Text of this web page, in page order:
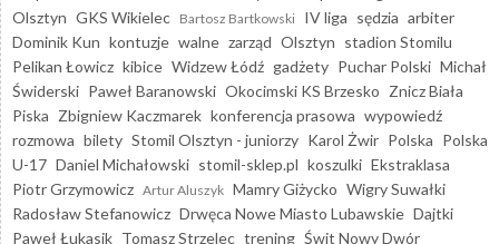
Olsztyn GKS Wikielec Bartosz Bartkowski IV liga sędzia arbiter
Dominik Kun kontuzje walne zarząd Olsztyn stadion Stomilu
Pelikan Łowicz kibice Widzew Łódź gadżety Puchar Polski Michał
Świderski Paweł Baranowski Okocimski KS Brzesko Znicz Biała
Piska Zbigniew Kaczmarek konferencja prasowa wypowiedź
rozmowa bilety Stomil Olsztyn - juniorzy Karol Żwir Polska Polska
U-17 Daniel Michałowski stomil-sklep.pl koszulki Ekstraklasa
Piotr Grzymowicz Artur Aluszyk Mamry Giżycko Wigry Suwałki
Radosław Stefanowicz Drwęca Nowe Miasto Lubawskie Dajtki
Paweł Łukasik Tomasz Strzelec trening Świt Nowy Dwór